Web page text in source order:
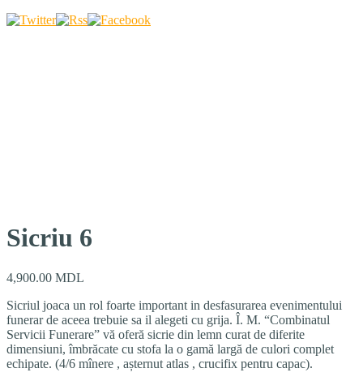
Sicriu 6
4,900.00 MDL
Sicriul joaca un rol foarte important in desfasurarea evenimentului
funerar de aceea trebuie sa il alegeti cu grija. Î. M. “Combinatul
Servicii Funerare” vă oferă sicrie din lemn curat de diferite
dimensiuni, îmbrăcate cu stofa la o gamă largă de culori complet
echipate. (4/6 mînere , așternut atlas , crucifix pentru capac).